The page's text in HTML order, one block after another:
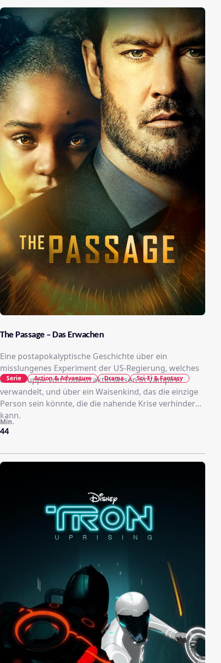
The Passage – Das Erwachen
Eine postapokalyptische Geschichte über ein
misslungenes Experiment der US-Regierung, welches
eine Gruppe von Todestraktinsassen in Vampire
verwandelt, und über ein Waisenkind, das die einzige
Person sein könnte, die die nahende Krise verhindern
kann.
44
Min.
Serie Action & Adventure Drama Sci-Fi & Fantasy